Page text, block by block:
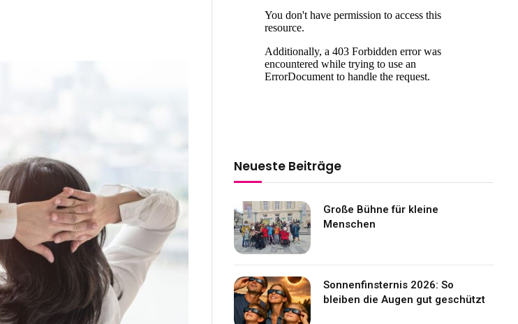
Neueste Beiträge
Große Bühne für kleine
Menschen
Sonnenfinsternis 2026: So
bleiben die Augen gut geschützt